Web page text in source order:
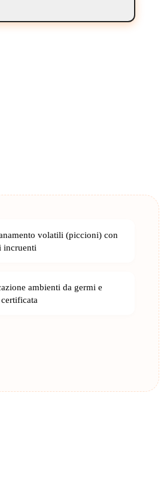
volatili (piccioni) con
incruenti
ambienti da germi e